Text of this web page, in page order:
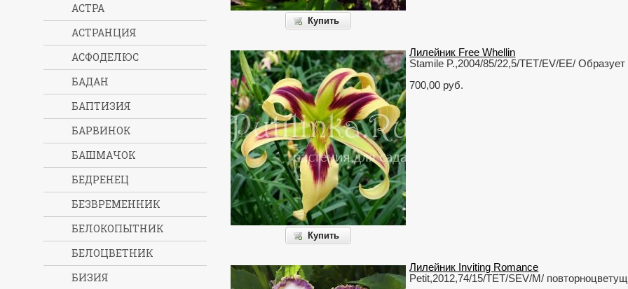
Купить
Купить
Лилейник Free Whellin
Stamile P.,2004/85/22,5/TET/EV/EE/ Образует
700,00 руб.
Лилейник Inviting Romance
Petit,2012,74/15/TET/SEV/M/
АСТРА
АСТРАНЦИЯ
АСФОДЕЛЮС
БАДАН
БАПТИЗИЯ
БАРВИНОК
БАШМАЧОК
БЕДРЕНЕЦ
БЕЗВРЕМЕННИК
БЕЛОКОПЫТНИК
БЕЛОЦВЕТНИК
БИЗИЯ